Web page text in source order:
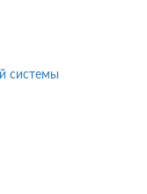
системы